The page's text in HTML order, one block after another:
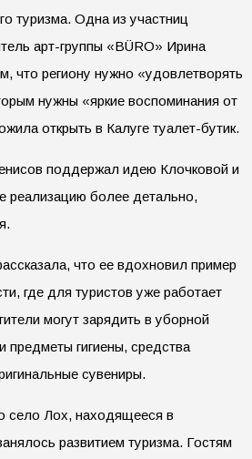
туризма. Одна из участниц
арт-группы «BÜRO» Ирина
что региону нужно «удовлетворять
нужны «яркие воспоминания от
открыть в Калуге туалет-бутик.
поддержал идею Клочковой и
реализацию более детально,
что ее вдохновил пример
где для туристов уже работает
могут зарядить в уборной
гигиены, средства
сувениры.
село Лох, находящееся в
развитием туризма. Гостям